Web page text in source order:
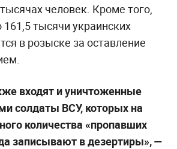
человек. Кроме того,
тысячи украинских
в розыске за оставление
входят и уничтоженные
солдаты ВСУ, которых на
количества «пропавших
записывают в дезертиры», —